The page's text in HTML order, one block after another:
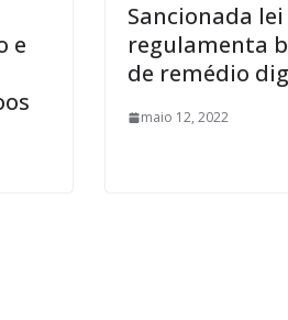
e
Sancionada
regulamenta
de remédio
maio 12, 2022